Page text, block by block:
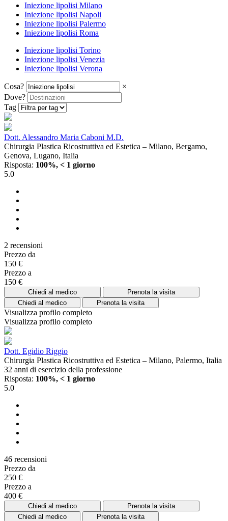
Iniezione lipolisi Milano
Iniezione lipolisi Napoli
Iniezione lipolisi Palermo
Iniezione lipolisi Roma
Iniezione lipolisi Torino
Iniezione lipolisi Venezia
Iniezione lipolisi Verona
Cosa?
×
Dove?
Tag
Dott. Alessandro Maria Caboni M.D.
Chirurgia Plastica Ricostruttiva ed Estetica – Milano, Bergamo,
Genova, Lugano, Italia
Risposta: 100%, < 1 giorno
5.0
2 recensioni
Prezzo da
150 €
Prezzo a
150 €
Chiedi al medico
Prenota la visita
Chiedi al medico
Prenota la visita
Visualizza profilo completo
Visualizza profilo completo
Dott. Egidio Riggio
Chirurgia Plastica Ricostruttiva ed Estetica – Milano, Palermo, Italia
32 anni di esercizio della professione
Risposta: 100%, < 1 giorno
5.0
46 recensioni
Prezzo da
250 €
Prezzo a
400 €
Chiedi al medico
Prenota la visita
Chiedi al medico
Prenota la visita